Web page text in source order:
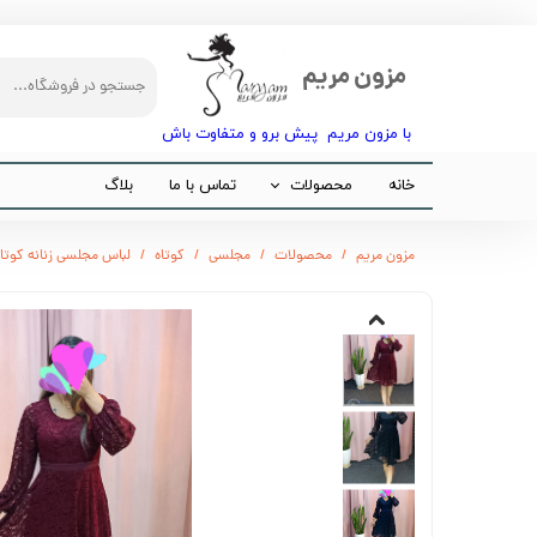
مزون مریم
با مزون مریم پیش برو و متفاوت باش​​​​​​​
خانه محصولات
شلوار
تماس با ما بلاگ
مزون مریم محصولات مجلسی کوتاه لباس مجلسی زنانه